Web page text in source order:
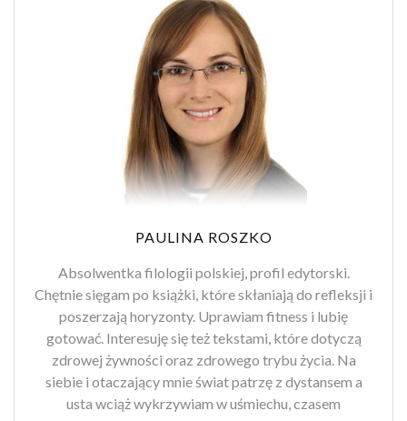
PAULINA ROSZKO
Absolwentka filologii polskiej, profil edytorski.
Chętnie sięgam po książki, które skłaniają do refleksji i
poszerzają horyzonty. Uprawiam fitness i lubię
gotować. Interesuję się też tekstami, które dotyczą
zdrowej żywności oraz zdrowego trybu życia. Na
siebie i otaczający mnie świat patrzę z dystansem a
usta wciąż wykrzywiam w uśmiechu, czasem